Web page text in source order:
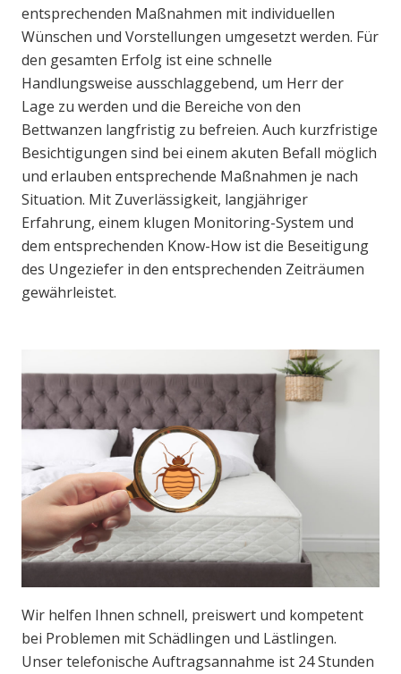
entsprechenden Maßnahmen mit individuellen
Wünschen und Vorstellungen umgesetzt werden. Für
den gesamten Erfolg ist eine schnelle
Handlungsweise ausschlaggebend, um Herr der
Lage zu werden und die Bereiche von den
Bettwanzen langfristig zu befreien. Auch kurzfristige
Besichtigungen sind bei einem akuten Befall möglich
und erlauben entsprechende Maßnahmen je nach
Situation. Mit Zuverlässigkeit, langjähriger
Erfahrung, einem klugen Monitoring-System und
dem entsprechenden Know-How ist die Beseitigung
des Ungeziefer in den entsprechenden Zeiträumen
gewährleistet.
Wir helfen Ihnen schnell, preiswert und kompetent
bei Problemen mit Schädlingen und Lästlingen.
Unser telefonische Auftragsannahme ist 24 Stunden